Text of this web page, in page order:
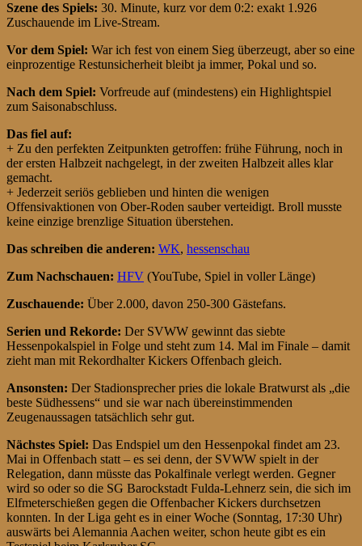
Szene des Spiels: 30. Minute, kurz vor dem 0:2: exakt 1.926
Zuschauende im Live-Stream.
Vor dem Spiel: War ich fest von einem Sieg überzeugt, aber so eine
einprozentige Restunsicherheit bleibt ja immer, Pokal und so.
Nach dem Spiel: Vorfreude auf (mindestens) ein Highlightspiel
zum Saisonabschluss.
Das fiel auf:
+ Zu den perfekten Zeitpunkten getroffen: frühe Führung, noch in
der ersten Halbzeit nachgelegt, in der zweiten Halbzeit alles klar
gemacht.
+ Jederzeit seriös geblieben und hinten die wenigen
Offensivaktionen von Ober-Roden sauber verteidigt. Broll musste
keine einzige brenzlige Situation überstehen.
Das schreiben die anderen: WK, hessenschau
Zum Nachschauen: HFV (YouTube, Spiel in voller Länge)
Zuschauende: Über 2.000, davon 250-300 Gästefans.
Serien und Rekorde: Der SVWW gewinnt das siebte
Hessenpokalspiel in Folge und steht zum 14. Mal im Finale – damit
zieht man mit Rekordhalter Kickers Offenbach gleich.
Ansonsten: Der Stadionsprecher pries die lokale Bratwurst als „die
beste Südhessens“ und sie war nach übereinstimmenden
Zeugenaussagen tatsächlich sehr gut.
Nächstes Spiel: Das Endspiel um den Hessenpokal findet am 23.
Mai in Offenbach statt – es sei denn, der SVWW spielt in der
Relegation, dann müsste das Pokalfinale verlegt werden. Gegner
wird so oder so die SG Barockstadt Fulda-Lehnerz sein, die sich im
Elfmeterschießen gegen die Offenbacher Kickers durchsetzen
konnten. In der Liga geht es in einer Woche (Sonntag, 17:30 Uhr)
auswärts bei Alemannia Aachen weiter, schon heute gibt es ein